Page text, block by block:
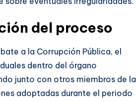
del proceso
a la Corrupción Pública, el
dentro del órgano
junto con otros miembros de la
adoptadas durante el periodo